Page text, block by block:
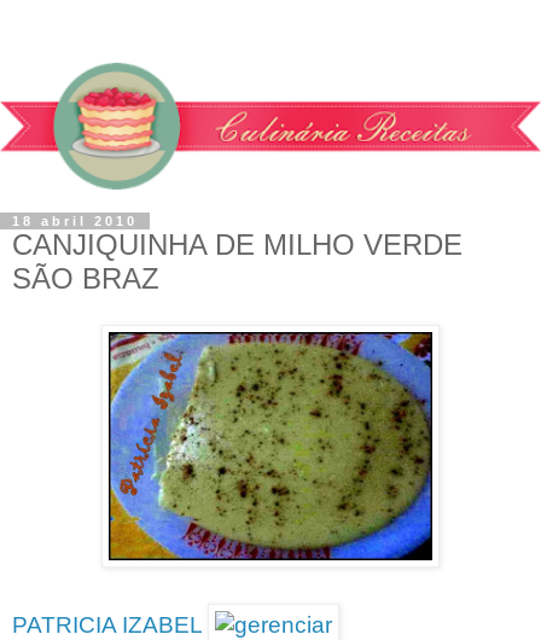
18 abril 2010
CANJIQUINHA DE MILHO VERDE
SÃO BRAZ
PATRICIA IZABEL